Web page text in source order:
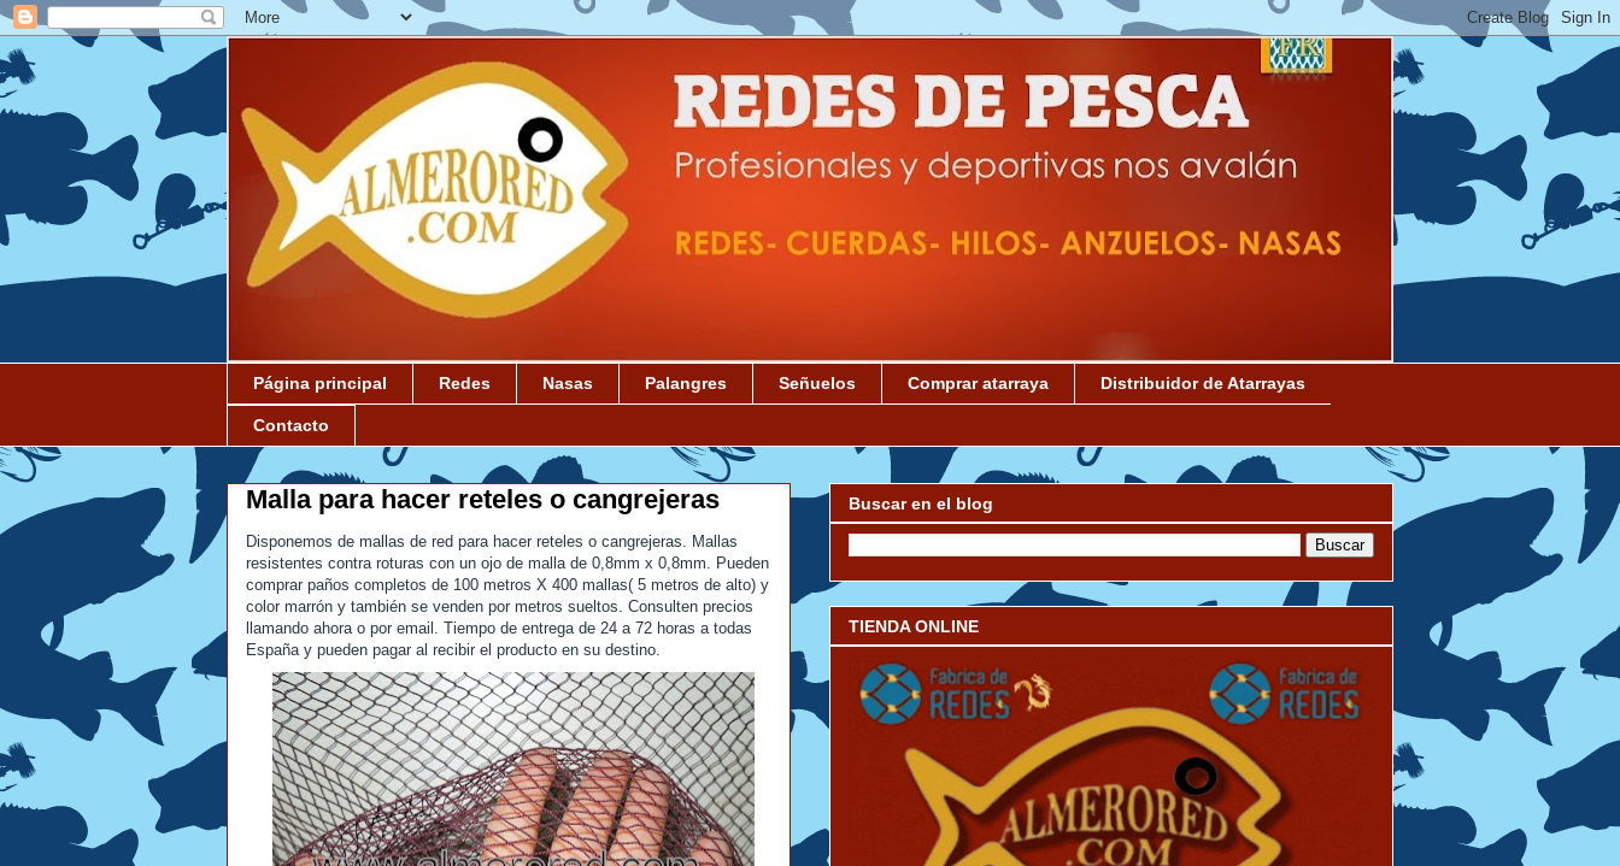
Página principal Redes Nasas Palangres Señuelos Comprar atarraya Distribuidor de Atarrayas
Contacto
Malla para hacer reteles o cangrejeras
Disponemos de mallas de red para hacer reteles o cangrejeras. Mallas
resistentes contra roturas con un ojo de malla de 0,8mm x 0,8mm. Pueden
comprar paños completos de 100 metros X 400 mallas( 5 metros de alto) y
color marrón y también se venden por metros sueltos. Consulten precios
llamando ahora o por email. Tiempo de entrega de 24 a 72 horas a todas
España y pueden pagar al recibir el producto en su destino.
Buscar en el blog
TIENDA ONLINE